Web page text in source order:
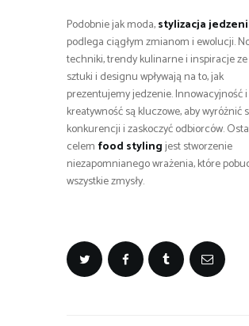
Podobnie jak moda,stylizacja
podlega ciągłym zmianom i ewolucji.
techniki, trendy kulinarne i inspiracje
sztuki i designu wpływają na to, jak
prezentujemy jedzenie. Innowacyjność i
kreatywność są kluczowe, aby wyróżnić
konkurencji i zaskoczyć odbiorców.
celem food stylingjest stworzenie
niezapomnianego wrażenia, które
wszystkie zmysły.